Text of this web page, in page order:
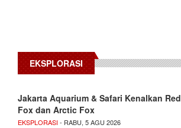
EKSPLORASI
Jakarta Aquarium & Safari Kenalkan Red
Fox dan Arctic Fox
EKSPLORASI- RABU, 5 AGU 2026